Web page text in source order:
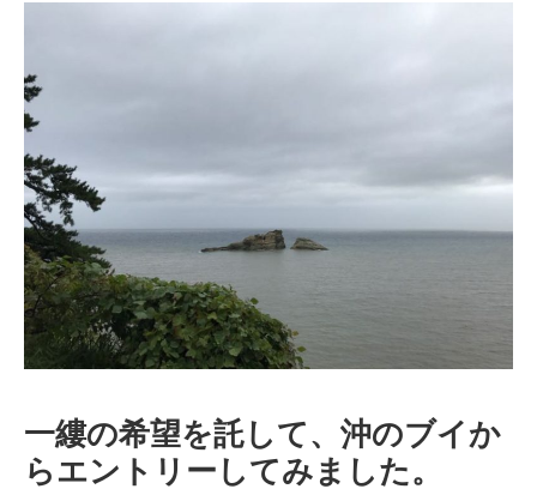
一縷の希望を託して、沖のブイか
らエントリーしてみました。